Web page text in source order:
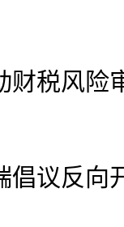
税风险
议反向